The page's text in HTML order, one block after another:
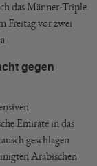
das Männer-Triple
Freitag vor zwei
gegen
Emirate in das
geschlagen
Arabischen